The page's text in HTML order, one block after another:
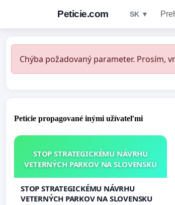
Peticie.com SK ▼
Chýba požadovaný parameter. Prosím,
Petície propagované inými užívateľmi
STOP STRATEGICKÉMU NÁVRHU
VETERNÝCH PARKOV NA SLOVENSKU
STOP STRATEGICKÉMU NÁVRHU
VETERNÝCH PARKOV NA SLOVENSKU